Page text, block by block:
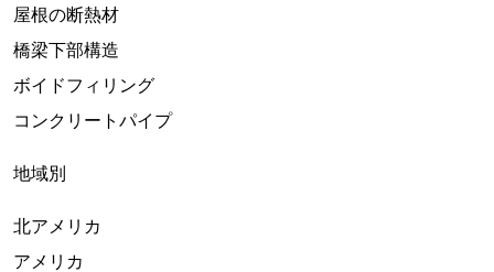
屋根の断熱材
橋梁下部構造
ボイドフィリング
コンクリートパイプ
地域別
北アメリカ
アメリカ